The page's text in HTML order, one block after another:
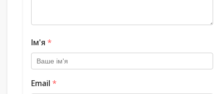
Ім'я *
Email *